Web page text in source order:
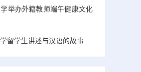
举办外籍教师端午健康文化
留学生讲述与汉语的故事